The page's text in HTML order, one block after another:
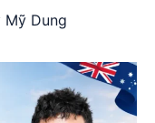
Mỹ Dung